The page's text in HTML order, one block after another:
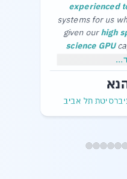
experienced
systems for us
given ourhigh
science GPU
cool in the
without
תל אביב